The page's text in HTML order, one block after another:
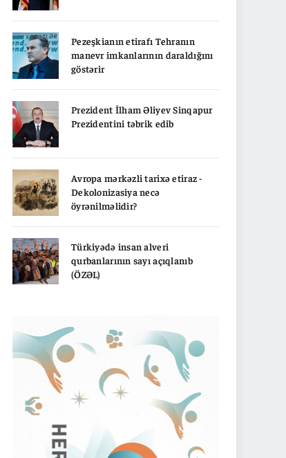
Pezeşkianın etirafı Tehranın
manevr imkanlarının daraldığını
göstərir
Prezident İlham Əliyev Sinqapur
Prezidentini təbrik edib
Avropa mərkəzli tarixə etiraz -
Dekolonizasiya necə
öyrənilməlidir?
Türkiyədə insan alveri
qurbanlarının sayı açıqlanıb
(ÖZƏL)